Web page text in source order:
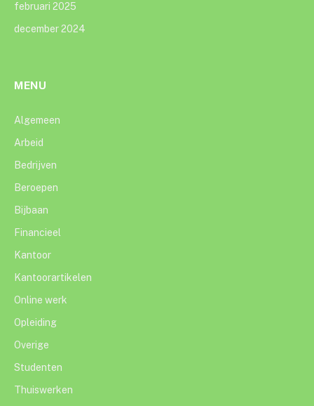
februari 2025
december 2024
MENU
Algemeen
Arbeid
Bedrijven
Beroepen
Bijbaan
Financieel
Kantoor
Kantoorartikelen
Online werk
Opleiding
Overige
Studenten
Thuiswerken